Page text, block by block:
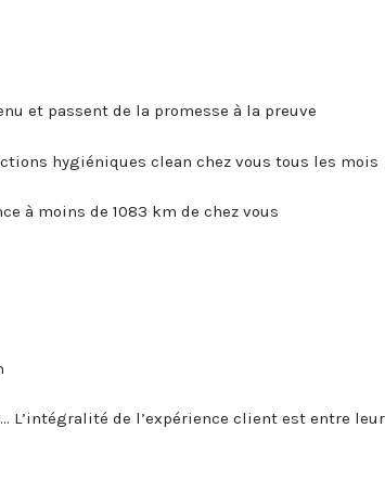
et passent de la promesse à la preuve
hygiéniques clean chez vous tous les mois
à moins de 1083 km de chez vous
L’intégralité de l’expérience client est entre